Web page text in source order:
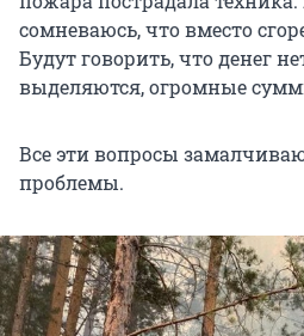
сомневаюсь, что вместо
Будут говорить, что денег
выделяются, огромные
Все эти вопросы
проблемы.